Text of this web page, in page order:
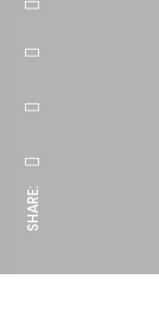
SHARE: